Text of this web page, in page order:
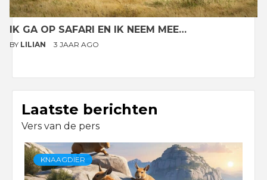
IK GA OP SAFARI EN IK NEEM MEE…
BY LILIAN 3 JAAR AGO
Laatste berichten
Vers van de pers
KNAAGDIER